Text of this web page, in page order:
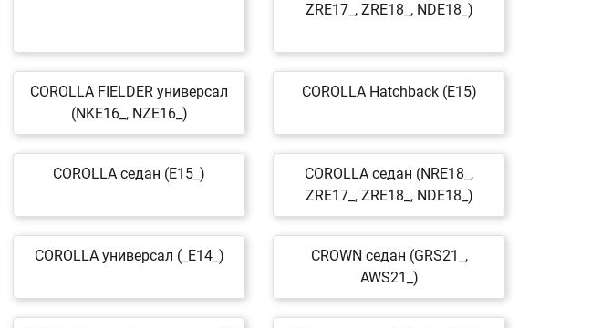
ZRE17_, ZRE18_, NDE18_)
COROLLA FIELDER универсал
(NKE16_, NZE16_)
COROLLA Hatchback (E15)
COROLLA седан (E15_)
COROLLA седан (NRE18_,
ZRE17_, ZRE18_, NDE18_)
COROLLA универсал (_E14_)
CROWN седан (GRS21_,
AWS21_)